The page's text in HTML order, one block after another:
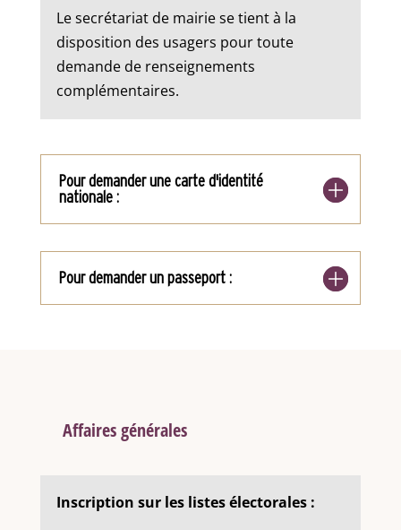
Le secrétariat de mairie se tient à la
disposition des usagers pour toute
demande de renseignements
complémentaires.
Pour demander une carte d'identité
nationale :
Pour demander un passeport :
Affaires générales
Inscription sur les listes électorales :